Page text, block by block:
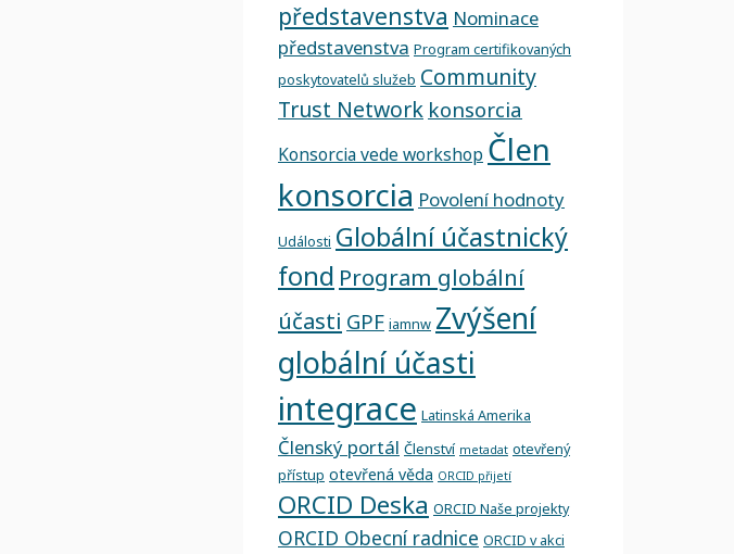
představenstva Nominace
představenstva Program certifikovaných
poskytovatelů služeb Community
Trust Network konsorcia
Konsorcia vede workshop Člen
konsorcia Povolení hodnoty
Události Globální účastnický
fond Program globální
účasti GPF iamnw Zvýšení
globální účasti
integrace Latinská Amerika
Členský portál Členství metadat otevřený
přístup otevřená věda ORCID přijetí
ORCID Deska ORCID Naše projekty
ORCID Obecní radnice ORCID v akci